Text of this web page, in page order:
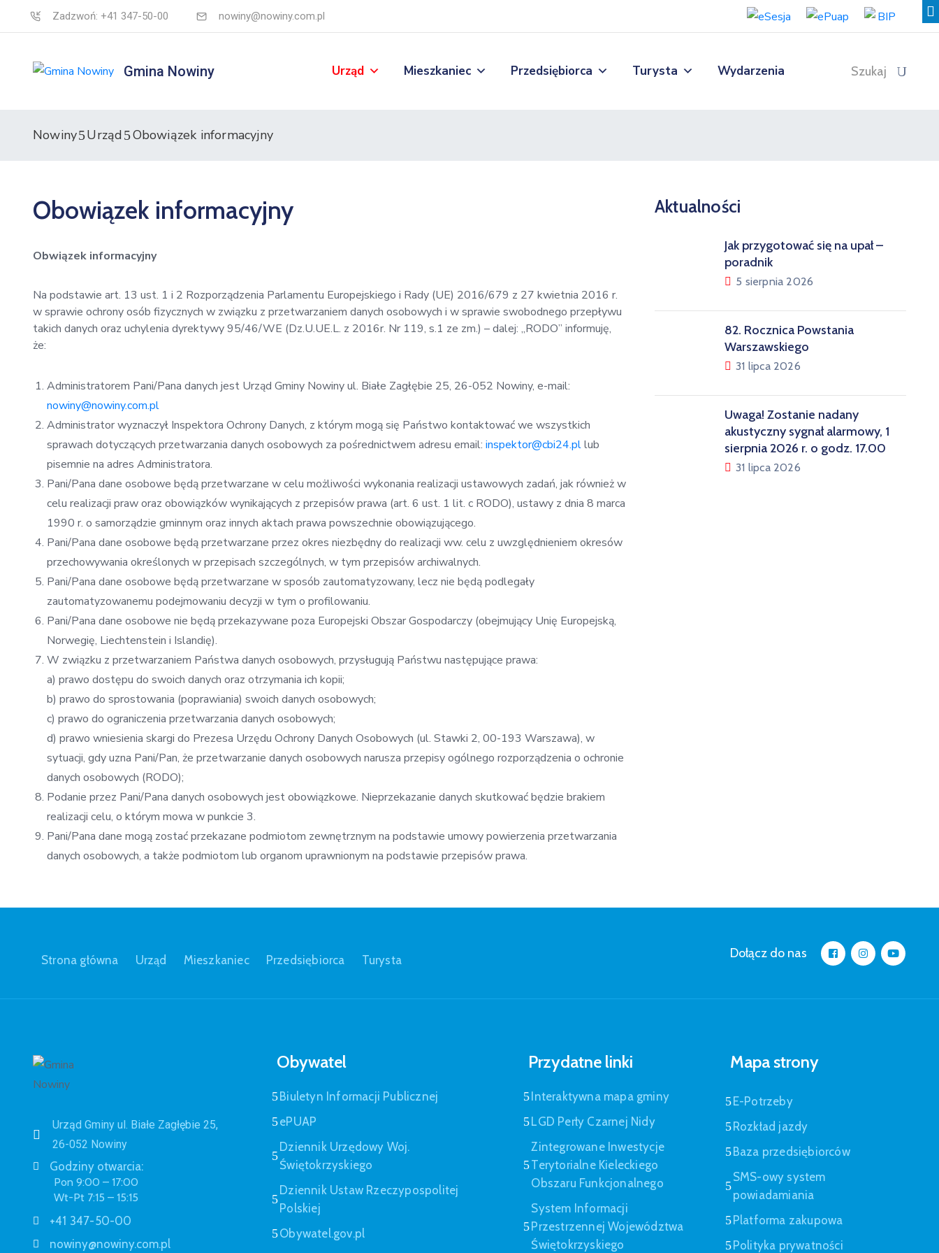
Zadzwoń: +41 347-50-00 nowiny@nowiny.com.pl
Gmina Nowiny Urząd Mieszkaniec Przedsiębiorca Turysta Wydarzenia Szukaj
Nowiny Urząd Obowiązek informacyjny
Obowiązek informacyjny
Obwiązek informacyjny
Na podstawie art. 13 ust. 1 i 2 Rozporządzenia Parlamentu Europejskiego i Rady (UE) 2016/679 z 27 kwietnia 2016 r.
w sprawie ochrony osób fizycznych w związku z przetwarzaniem danych osobowych i w sprawie swobodnego przepływu
takich danych oraz uchylenia dyrektywy 95/46/WE (Dz.U.UE.L. z 2016r. Nr 119, s.1 ze zm.) – dalej: „RODO” informuję,
że:
Administratorem Pani/Pana danych jest Urząd Gminy Nowiny ul. Białe Zagłębie 25, 26-052 Nowiny, e-mail:
nowiny@nowiny.com.pl
Administrator wyznaczył Inspektora Ochrony Danych, z którym mogą się Państwo kontaktować we wszystkich
sprawach dotyczących przetwarzania danych osobowych za pośrednictwem adresu email: inspektor@cbi24.pllub
pisemnie na adres Administratora.
Pani/Pana dane osobowe będą przetwarzane w celu możliwości wykonania realizacji ustawowych zadań, jak również w
celu realizacji praw oraz obowiązków wynikających z przepisów prawa (art. 6 ust. 1 lit. c RODO), ustawy z dnia 8 marca
1990 r. o samorządzie gminnym oraz innych aktach prawa powszechnie obowiązującego.
Pani/Pana dane osobowe będą przetwarzane przez okres niezbędny do realizacji ww. celu z uwzględnieniem okresów
przechowywania określonych w przepisach szczególnych, w tym przepisów archiwalnych.
Pani/Pana dane osobowe będą przetwarzane w sposób zautomatyzowany, lecz nie będą podlegały
zautomatyzowanemu podejmowaniu decyzji w tym o profilowaniu.
Pani/Pana dane osobowe nie będą przekazywane poza Europejski Obszar Gospodarczy (obejmujący Unię Europejską,
Norwegię, Liechtenstein i Islandię).
W związku z przetwarzaniem Państwa danych osobowych, przysługują Państwu następujące prawa:
a) prawo dostępu do swoich danych oraz otrzymania ich kopii;
b) prawo do sprostowania (poprawiania) swoich danych osobowych;
c) prawo do ograniczenia przetwarzania danych osobowych;
d) prawo wniesienia skargi do Prezesa Urzędu Ochrony Danych Osobowych (ul. Stawki 2, 00-193 Warszawa), w
sytuacji, gdy uzna Pani/Pan, że przetwarzanie danych osobowych narusza przepisy ogólnego rozporządzenia o ochronie
danych osobowych (RODO);
Podanie przez Pani/Pana danych osobowych jest obowiązkowe. Nieprzekazanie danych skutkować będzie brakiem
realizacji celu, o którym mowa w punkcie 3.
Pani/Pana dane mogą zostać przekazane podmiotom zewnętrznym na podstawie umowy powierzenia przetwarzania
danych osobowych, a także podmiotom lub organom uprawnionym na podstawie przepisów prawa.
Aktualności
Jak przygotować się na upał –
poradnik
5 sierpnia 2026
82. Rocznica Powstania
Warszawskiego
31 lipca 2026
Uwaga! Zostanie nadany
akustyczny sygnał alarmowy, 1
sierpnia 2026 r. o godz. 17.00
31 lipca 2026
Strona główna Urząd Mieszkaniec Przedsiębiorca Turysta Dołącz do nas
Urząd Gminy ul. Białe Zagłębie 25,
26-052 Nowiny
Godziny otwarcia:
Pon 9:00 – 17:00
Wt-Pt 7:15 – 15:15
+41 347-50-00
nowiny@nowiny.com.pl
Obywatel
Biuletyn Informacji Publicznej
ePUAP
Dziennik Urzędowy Woj.
Świętokrzyskiego
Dziennik Ustaw Rzeczypospolitej
Polskiej
Obywatel.gov.pl
Przydatne linki
Interaktywna mapa gminy
LGD Perły Czarnej Nidy
Zintegrowane Inwestycje
Terytorialne Kieleckiego
Obszaru Funkcjonalnego
System Informacji
Przestrzennej Województwa
Świętokrzyskiego
Mapa strony
E-Potrzeby
Rozkład jazdy
Baza przedsiębiorców
SMS-owy system
powiadamiania
Platforma zakupowa
Polityka prywatności